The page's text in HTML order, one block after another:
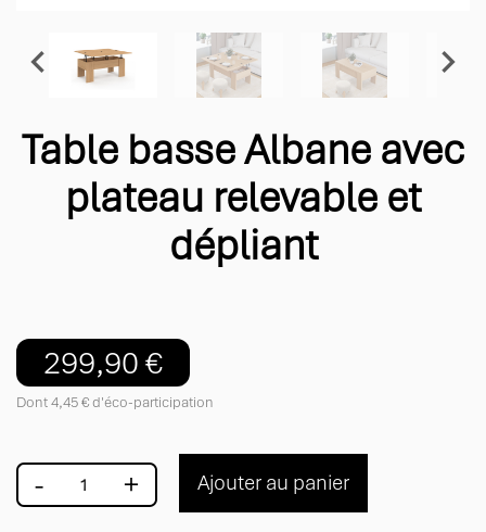
 
Table basse Albane avec
plateau relevable et
dépliant
299,90 €
Dont 4,45 € d'éco-participation
- + Ajouter au panier